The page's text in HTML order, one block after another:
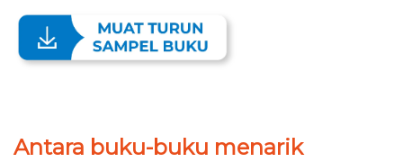
Antara buku-buku menarik